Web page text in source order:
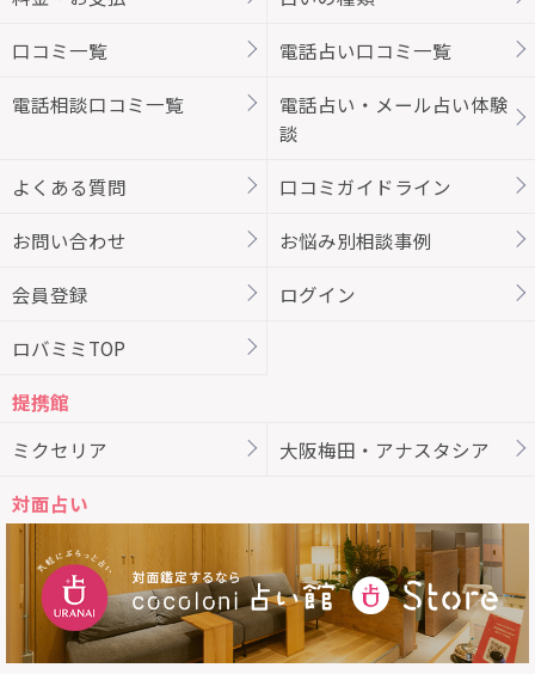
口コミ一覧 電話占い口コミ一覧
電話相談口コミ一覧
電話占い・メール占い体験
談
よくある質問 口コミガイドライン
お問い合わせ お悩み別相談事例
会員登録 ログイン
ロバミミTOP
提携館
ミクセリア
大阪梅田・アナスタシア
対面占い